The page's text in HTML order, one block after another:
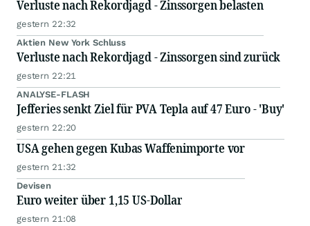
Verluste nach Rekordjagd - Zinssorgen belasten
gestern 22:32
Aktien New York Schluss
Verluste nach Rekordjagd - Zinssorgen sind zurück
gestern 22:21
ANALYSE-FLASH
Jefferies senkt Ziel für PVA Tepla auf 47 Euro - 'Buy'
gestern 22:20
USA gehen gegen Kubas Waffenimporte vor
gestern 21:32
Devisen
Euro weiter über 1,15 US-Dollar
gestern 21:08